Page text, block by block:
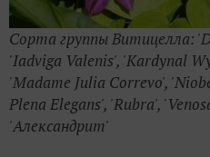
Сорта группы Витицелла:
'Iadviga Valenis', 'Kardynal
'Madame Julia Correvo',
Plena Elegans', 'Rubra',
'Александрит'